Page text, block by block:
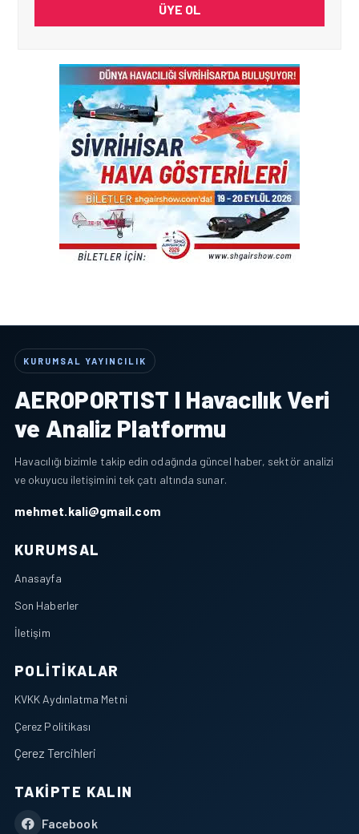
ÜYE OL
KURUMSAL YAYINCILIK
AEROPORTIST I Havacılık Veri
ve Analiz Platformu
Havacılığı bizimle takip edin odağında güncel haber, sektör analizi
ve okuyucu iletişimini tek çatı altında sunar.
mehmet.kali@gmail.com
KURUMSAL
Anasayfa
Son Haberler
İletişim
POLITIKALAR
KVKK Aydınlatma Metni
Çerez Politikası
Çerez Tercihleri
TAKIPTE KALIN
Facebook